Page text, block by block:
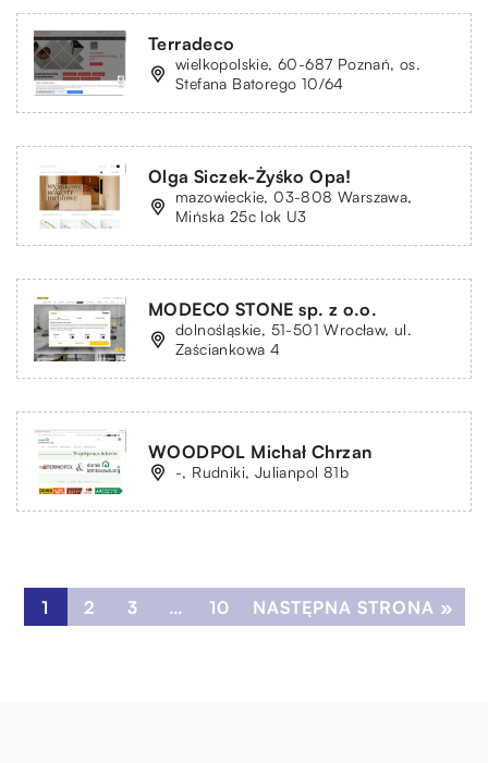
Terradeco
wielkopolskie, 60-687 Poznań, os.
Stefana Batorego 10/64
Olga Siczek-Żyśko Opa!
mazowieckie, 03-808 Warszawa,
Mińska 25c lok U3
MODECO STONE sp. z o.o.
dolnośląskie, 51-501 Wrocław, ul.
Zaściankowa 4
WOODPOL Michał Chrzan
-, Rudniki, Julianpol 81b
1 2 3 … 10 NASTĘPNA STRONA »